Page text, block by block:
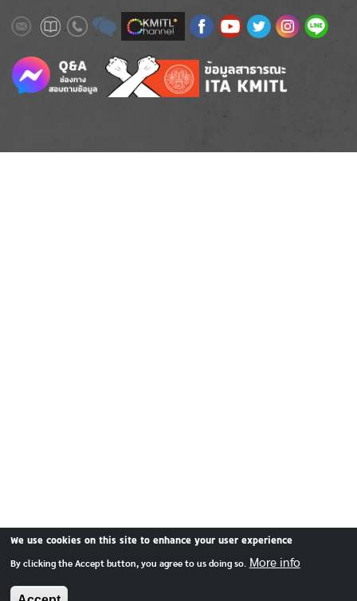
ImageImageImageImage Image ImageImageImageImageImage
Image Image
We use cookies on this site to enhance your user experience
By clicking the Accept button, you agree to us doing so. More info